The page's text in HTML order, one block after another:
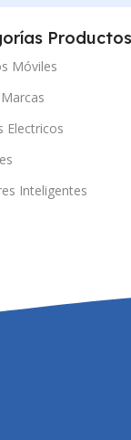
Productos
Móviles
Electricos
Inteligentes